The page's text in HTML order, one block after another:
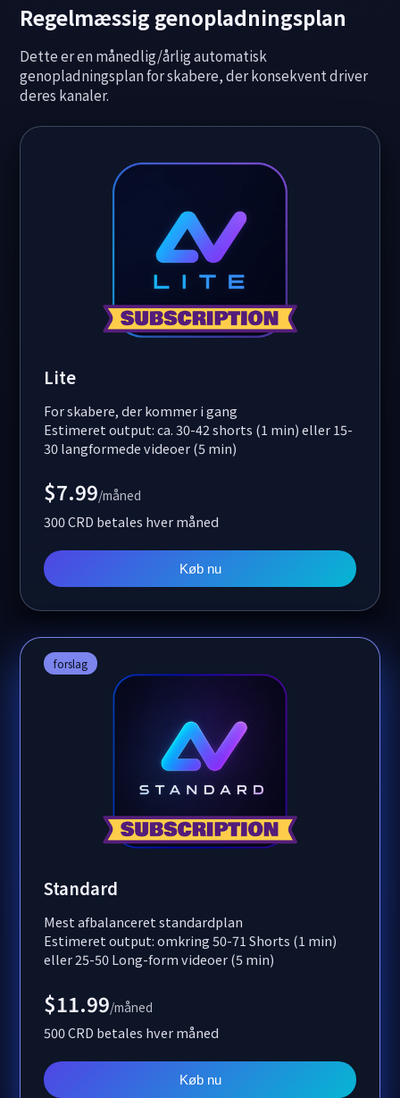
Regelmæssig genopladningsplan
Dette er en månedlig/årlig automatisk
genopladningsplan for skabere, der konsekvent driver
deres kanaler.
Lite
For skabere, der kommer i gang
Estimeret output: ca. 30-42 shorts (1 min) eller 15-
30 langformede videoer (5 min)
$7.99/måned
300 CRD betales hver måned
Køb nu
forslag
Standard
Mest afbalanceret standardplan
Estimeret output: omkring 50-71 Shorts (1 min)
eller 25-50 Long-form videoer (5 min)
$11.99/måned
500 CRD betales hver måned
Køb nu